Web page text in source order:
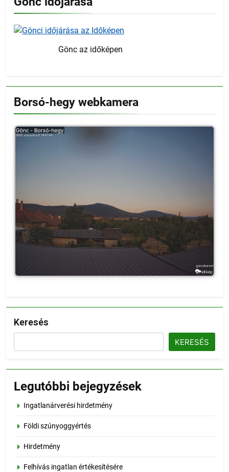
Gönc az időképen
Borsó-hegy webkamera
Keresés
KERESÉS
Legutóbbi bejegyzések
Ingatlanárverési hirdetmény
Földi szúnyoggyértés
Hirdetmény
Felhívás ingatlan értékesítésére